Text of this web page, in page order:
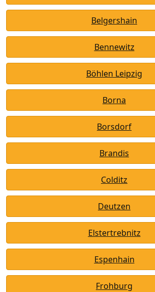
Belgershain
Bennewitz
Böhlen Leipzig
Borna
Borsdorf
Brandis
Colditz
Deutzen
Elstertrebnitz
Espenhain
Frohburg